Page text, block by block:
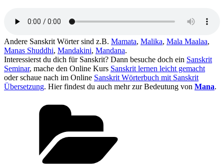
Andere Sanskrit Wörter sind z.B. Mamata, Malika, Mala Maalaa,
Manas Shuddhi, Mandakini, Mandana.
Interessierst du dich für Sanskrit? Dann besuche doch ein Sanskrit
Seminar, mache den Online Kurs Sanskrit lernen leicht gemacht
oder schaue nach im Online Sanskrit Wörterbuch mit Sanskrit
Übersetzung. Hier findest du auch mehr zur Bedeutung von Mana.